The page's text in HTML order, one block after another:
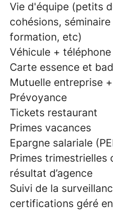
Vie d'équipe (petits
cohésions,
formation, etc)
Véhicule +
Carte essence et
Mutuelle entreprise
Prévoyance
Tickets restaurant
Primes vacances
Epargne salariale
Primes trimestrielles
résultat d’agence
Suivi de la
certifications géré